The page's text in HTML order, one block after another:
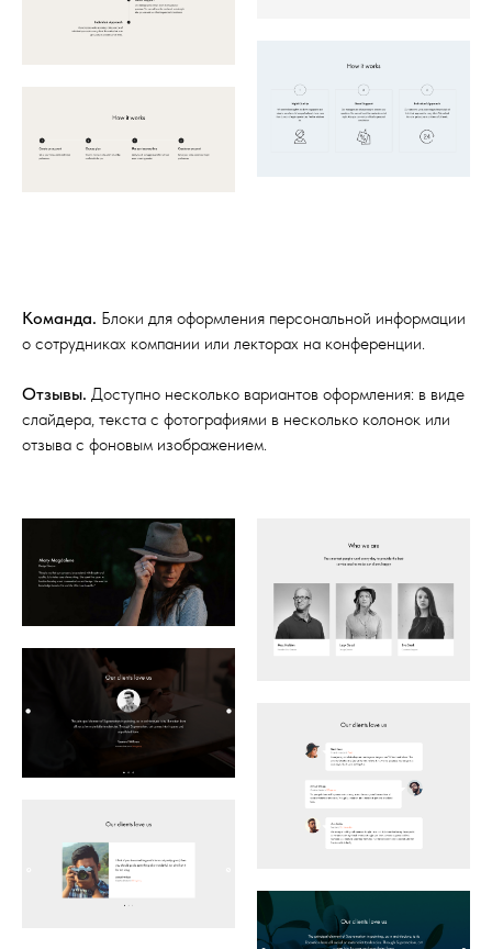
Команда. Блоки для оформления персональной информации
о сотрудниках компании или лекторах на конференции.
Отзывы. Доступно несколько вариантов оформления: в виде
слайдера, текста с фотографиями в несколько колонок или
отзыва с фоновым изображением.